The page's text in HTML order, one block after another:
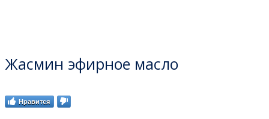
Жасмин эфирное масло
Нравится